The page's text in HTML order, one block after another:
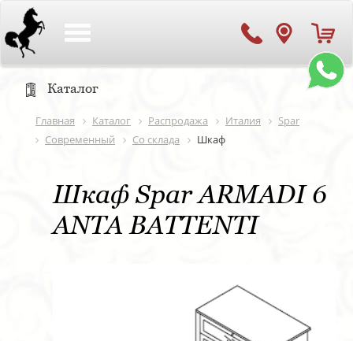
Каталог
Главная Каталог Распродажа Италия
Spar
Современный
Со склада Шкаф
Шкаф Spar ARMADI 6
ANTA BATTENTI